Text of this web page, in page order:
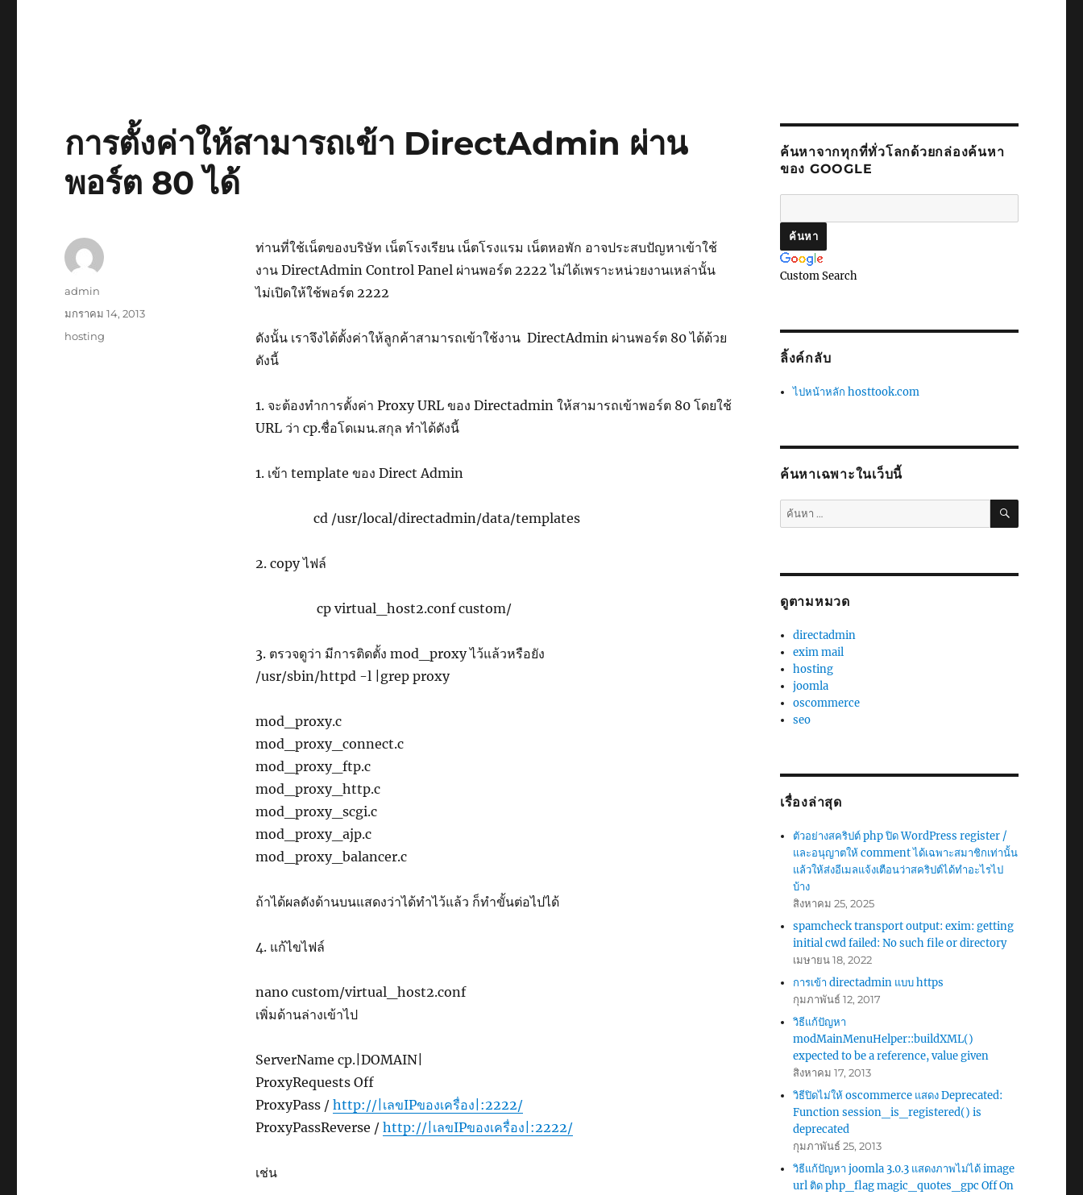
การตั้งค่าให้สามารถเข้า DirectAdmin ผ่าน
พอร์ต 80 ได้
ท่านที่ใช้เน็ตของบริษัท เน็ตโรงเรียน เน็ตโรงแรม เน็ตหอพัก อาจประสบปัญหาเข้าใช้
งาน DirectAdmin Control Panel ผ่านพอร์ต 2222 ไม่ได้เพราะหน่วยงานเหล่านั้น
ไม่เปิดให้ใช้พอร์ต 2222
ดังนั้น เราจึงได้ตั้งค่าให้ลูกค้าสามารถเข้าใช้งาน DirectAdmin ผ่านพอร์ต 80 ได้ด้วย
ดังนี้
1. จะต้องทำการตั้งค่า Proxy URL ของ Directadmin ให้สามารถเข้าพอร์ต 80 โดยใช้
URL ว่า cp.ชื่อโดเมน.สกุล ทำได้ดังนี้
1. เข้า template ของ Direct Admin
cd /usr/local/directadmin/data/templates
2. copy ไฟล์
cp virtual_host2.conf custom/
3. ตรวจดูว่า มีการติดตั้ง mod_proxy ไว้แล้วหรือยัง
/usr/sbin/httpd -l |grep proxy
mod_proxy.c
mod_proxy_connect.c
mod_proxy_ftp.c
mod_proxy_http.c
mod_proxy_scgi.c
mod_proxy_ajp.c
mod_proxy_balancer.c
ถ้าได้ผลดังด้านบนแสดงว่าได้ทำไว้แล้ว ก็ทำขั้นต่อไปได้
4. แก้ไขไฟล์
nano custom/virtual_host2.conf
เพิ่มด้านล่างเข้าไป
ServerName cp.|DOMAIN|
ProxyRequests Off
ProxyPass / http://|เลขIPของเครื่อง|:2222/
ProxyPassReverse / http://|เลขIPของเครื่อง|:2222/
เช่น
ผู้
admin
เขียน
เมื่อ
มกราคม 14, 2013
หมวด
hosting
ค้นหาจากทุกที่ทั่วโลกด้วยกล่องค้นหา
ของ GOOGLE
Custom Search
ลิ้งค์กลับ
ไปหน้าหลัก hosttook.com
ค้นหาเฉพาะในเว็บนี้
ค้นหา: ค้นหา
ดูตามหมวด
directadmin
exim mail
hosting
joomla
oscommerce
seo
เรื่องล่าสุด
ตัวอย่างสคริปต์ php ปิด WordPress register /
และอนุญาตให้ comment ได้เฉพาะสมาชิกเท่านั้น
แล้วให้ส่งอีเมลแจ้งเตือนว่าสคริปต์ได้ทำอะไรไป
บ้าง
สิงหาคม 25, 2025
spamcheck transport output: exim: getting
initial cwd failed: No such file or directory
เมษายน 18, 2022
การเข้า directadmin แบบ https
กุมภาพันธ์ 12, 2017
วิธีแก้ปัญหา
modMainMenuHelper::buildXML()
expected to be a reference, value given
สิงหาคม 17, 2013
วิธีปิดไม่ให้ oscommerce แสดง Deprecated:
Function session_is_registered() is
deprecated
กุมภาพันธ์ 25, 2013
วิธีแก้ปัญหา joomla 3.0.3 แสดงภาพไม่ได้ image
url ติด php_flag magic_quotes_gpc Off On